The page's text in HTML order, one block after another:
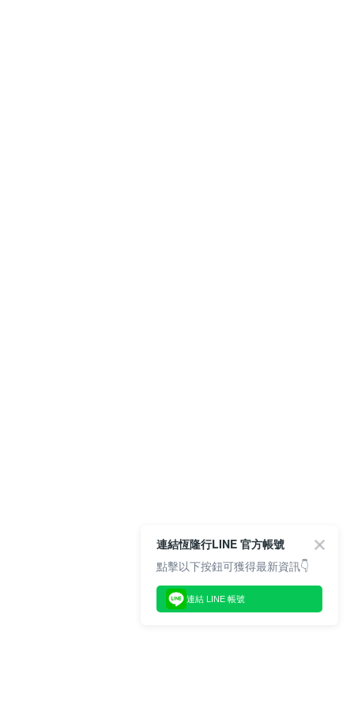
連結恆隆行LINE 官方帳號
點擊以下按鈕可獲得最新資訊👇
連結 LINE 帳號